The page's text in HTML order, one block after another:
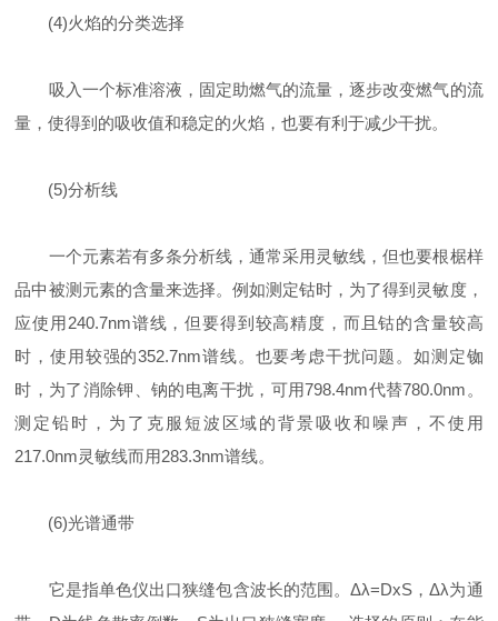
(4)火焰的分类选择
吸入一个标准溶液，固定助燃气的流量，逐步改变燃气的流
量，使得到的吸收值和稳定的火焰，也要有利于减少干扰。
(5)分析线
一个元素若有多条分析线，通常采用灵敏线，但也要根椐样
品中被测元素的含量来选择。例如测定钴时，为了得到灵敏度，
应使用240.7nm谱线，但要得到较高精度，而且钴的含量较高
时，使用较强的352.7nm谱线。也要考虑干扰问题。如测定铷
时，为了消除钾、钠的电离干扰，可用798.4nm代替780.0nm。
测定铅时，为了克服短波区域的背景吸收和噪声，不使用
217.0nm灵敏线而用283.3nm谱线。
(6)光谱通带
它是指单色仪出口狭缝包含波长的范围。Δλ=DxS，Δλ为通